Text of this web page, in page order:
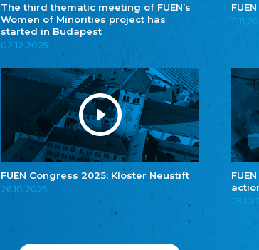
The third thematic meeting of FUEN’s
Women of Minorities project has
started in Budapest
02.12.2025
FUEN Congress 2025: Kloster Neustift
26.10.2025